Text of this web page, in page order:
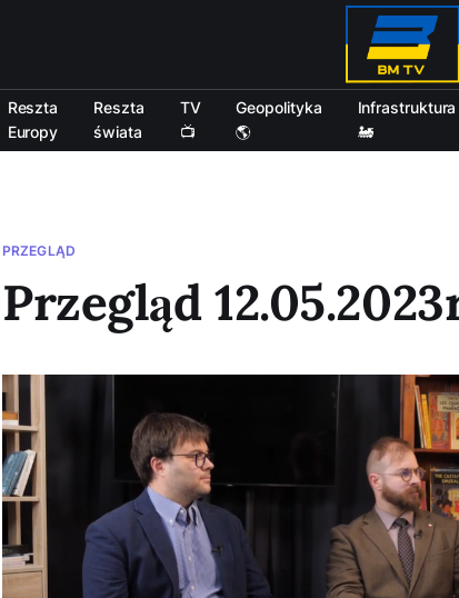
Reszta
Europy
Reszta
świata
TV
📺
Geopolityka
🌎
Infrastruktura
🚂
PRZEGLĄD
Przegląd